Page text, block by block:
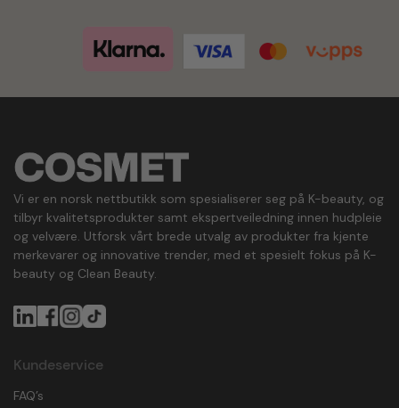
Vi er en norsk nettbutikk som spesialiserer seg på K-beauty, og
tilbyr kvalitetsprodukter samt ekspertveiledning innen hudpleie
og velvære. Utforsk vårt brede utvalg av produkter fra kjente
merkevarer og innovative trender, med et spesielt fokus på K-
beauty og Clean Beauty.
Kundeservice
FAQ’s